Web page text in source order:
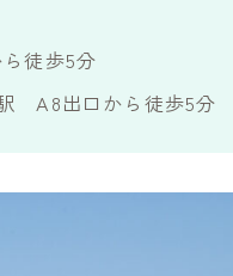
徒歩5分
A8出口から徒歩5分